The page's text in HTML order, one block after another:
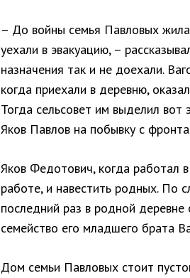
– До войны семья Павловых
уехали в эвакуацию, –
назначения так и не доехали.
когда приехали в деревню,
Тогда сельсовет им выделил
Яков Павлов на побывку с
Яков Федотович, когда работал
работе, и навестить родных. По
последний раз в родной
семейство его младшего брата
Дом семьи Павловых стоит